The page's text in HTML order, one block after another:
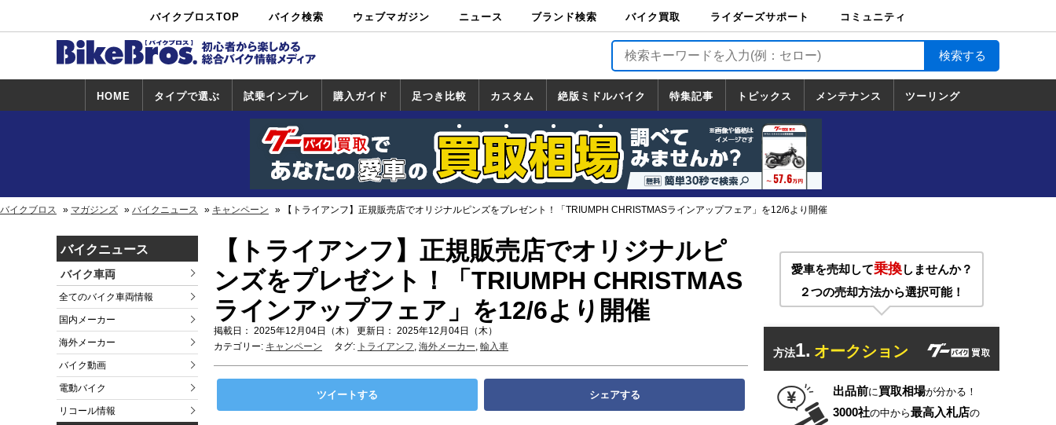
バイクブロスTOP バイク検索
中古バイ
ク・新車検
カタログ検
索
ショップ検
索
ウェブマガジン ニュース ブランド検索 バイク買取
バイク買取
ライダーズサポート
ライダーズサポート
TOP
バイク輸送
バイクガレージライ
フ
バイク車両保険
ロードサービス
バイク試乗
コミュニティ
HOME タイプで選ぶ 試乗インプレ
試乗インプレ
一覧
ホンダ
ヤマハ
スズキ
カワサキ
ハーレー
BMW
トライアンフ
ドゥカティ
購入ガイド
一覧
足つき比較 カスタム
カスタム
一覧
ホンダ
ヤマハ
スズキ
カワサキ
絶版ミドルバイク
絶版ミドルバイク
一覧
ホンダ
ヤマハ
スズキ
カワサキ
特集記事 トピックス
トピックス
一覧
ホンダ
ヤマハ
スズキ
カワサキ
ハーレーダ
ビッドソン
BMW
ドゥカティ
トライアン
フ
メンテナンス ツーリング
道の駅調査隊
ツーリング情報局
日本の道50選
国道めぐり
林道ツーリング
バイクブロス マガジンズ バイクニュース キャンペーン 【トライアンフ】正規販売店でオリジナルピンズをプレゼント！「TRIUMPH CHRISTMASラインアップフェア」を12/6より開催
バイクニュース
バイク車両
全てのバイク車両情報
国内メーカー
海外メーカー
バイク動画
電動バイク
リコール情報
【トライアンフ】正規販売店でオリジナルピ
ンズをプレゼント！「TRIUMPH CHRISTMAS
ラインアップフェア」を12/6より開催
掲載日： 2025年12月04日（木） 更新日： 2025年12月04日（木）
カテゴリー: キャンペーン タグ: トライアンフ, 海外メーカー, 輸入車
ツイートする シェアする
愛車を売却して乗換しませんか？
２つの売却方法から選択可能！
方法1. オークション
出品前に買取相場が分かる！
3000社の中から最高入札店の